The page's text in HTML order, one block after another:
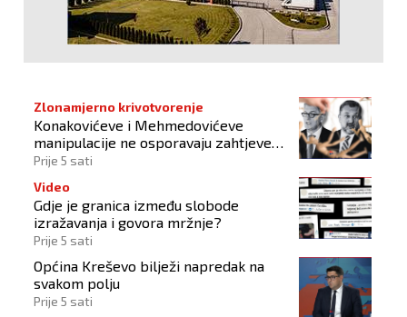
Zlonamjerno krivotvorenje
Konakovićeve i Mehmedovićeve
manipulacije ne osporavaju zahtjeve
Hrvata
Prije 5 sati
Video
Gdje je granica između slobode
izražavanja i govora mržnje?
Prije 5 sati
Općina Kreševo bilježi napredak na
svakom polju
Prije 5 sati